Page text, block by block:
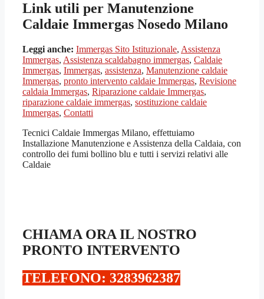
Link utili per Manutenzione
Caldaie Immergas Nosedo Milano
Leggi anche: Immergas Sito Istituzionale, Assistenza
Immergas, Assistenza scaldabagno immergas, Caldaie
Immergas, Immergas, assistenza, Manutenzione caldaie
Immergas, pronto intervento caldaie Immergas, Revisione
caldaia Immergas, Riparazione caldaie Immergas,
riparazione caldaie immergas, sostituzione caldaie
Immergas, Contatti
Tecnici Caldaie Immergas Milano, effettuiamo
Installazione Manutenzione e Assistenza della Caldaia, con
controllo dei fumi bollino blu e tutti i servizi relativi alle
Caldaie
CHIAMA ORA IL NOSTRO
PRONTO INTERVENTO
TELEFONO: 3283962387‬